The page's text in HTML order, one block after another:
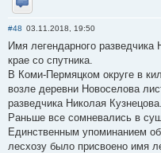
Отправить личное
#48 03.11.2018, 19:50
Имя легендарного
крае со спутника.
В Коми-Пермяцком округе в
возле деревни Новоселова
разведчика Николая Кузнецова.
Раньше все сомневались в
Единственным упоминанием
лесхозу было присвоено имя